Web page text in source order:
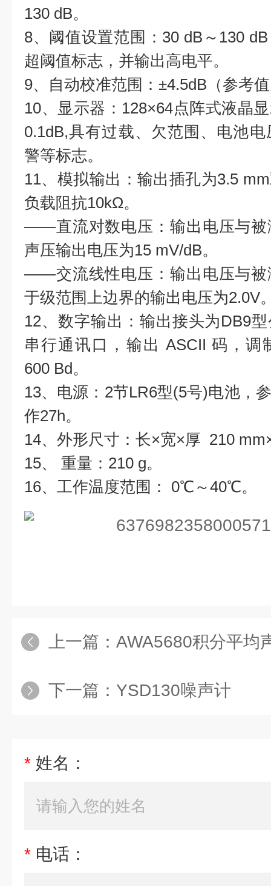
130 dB。
8、阈值设置范围：30 dB～130
超阈值标志，并输出高电平。
9、自动校准范围：±4.5dB（参考
10、显示器：128×64点阵式液晶
0.1dB,具有过载、欠范围、电池
警等标志。
11、模拟输出：输出插孔为3.5
负载阻抗10kΩ。
——直流对数电压：输出电压与被
声压输出电压为15 mV/dB。
——交流线性电压：输出电压与被
于级范围上边界的输出电压为2.0V
12、数字输出：输出接头为DB9
串行通讯口，输出 ASCII 码，
600 Bd。
13、电源：2节LR6型(5号)电池，
作27h。
14、外形尺寸：长×宽×厚 210
15、 重量：210 g。
16、工作温度范围： 0℃～40℃。
上一篇： AWA5680积分平均
下一篇： YSD130噪声计
* 姓名：
* 电话：